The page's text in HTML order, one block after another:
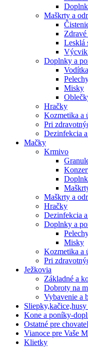
Maškrty a
Lesklá
Výcvik
Doplnky a
Misky
Hračky
Kozmetika a
Pri
Dezinfekcia
Mačky
Krmivo
Maškrty a
Hračky
Dezinfekcia
Doplnky a
Misky
Kozmetika a
Pri
Ježkovia
Základné a
Dobroty na
Vybavenie a
Kone a poníky-
Ostatné pre
Vianoce pre Vaše
Klietky